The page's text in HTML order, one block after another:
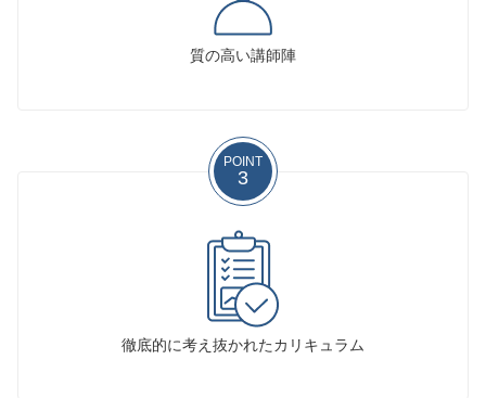
質の高い講師陣
POINT
3
徹底的に考え抜かれたカリキュラム